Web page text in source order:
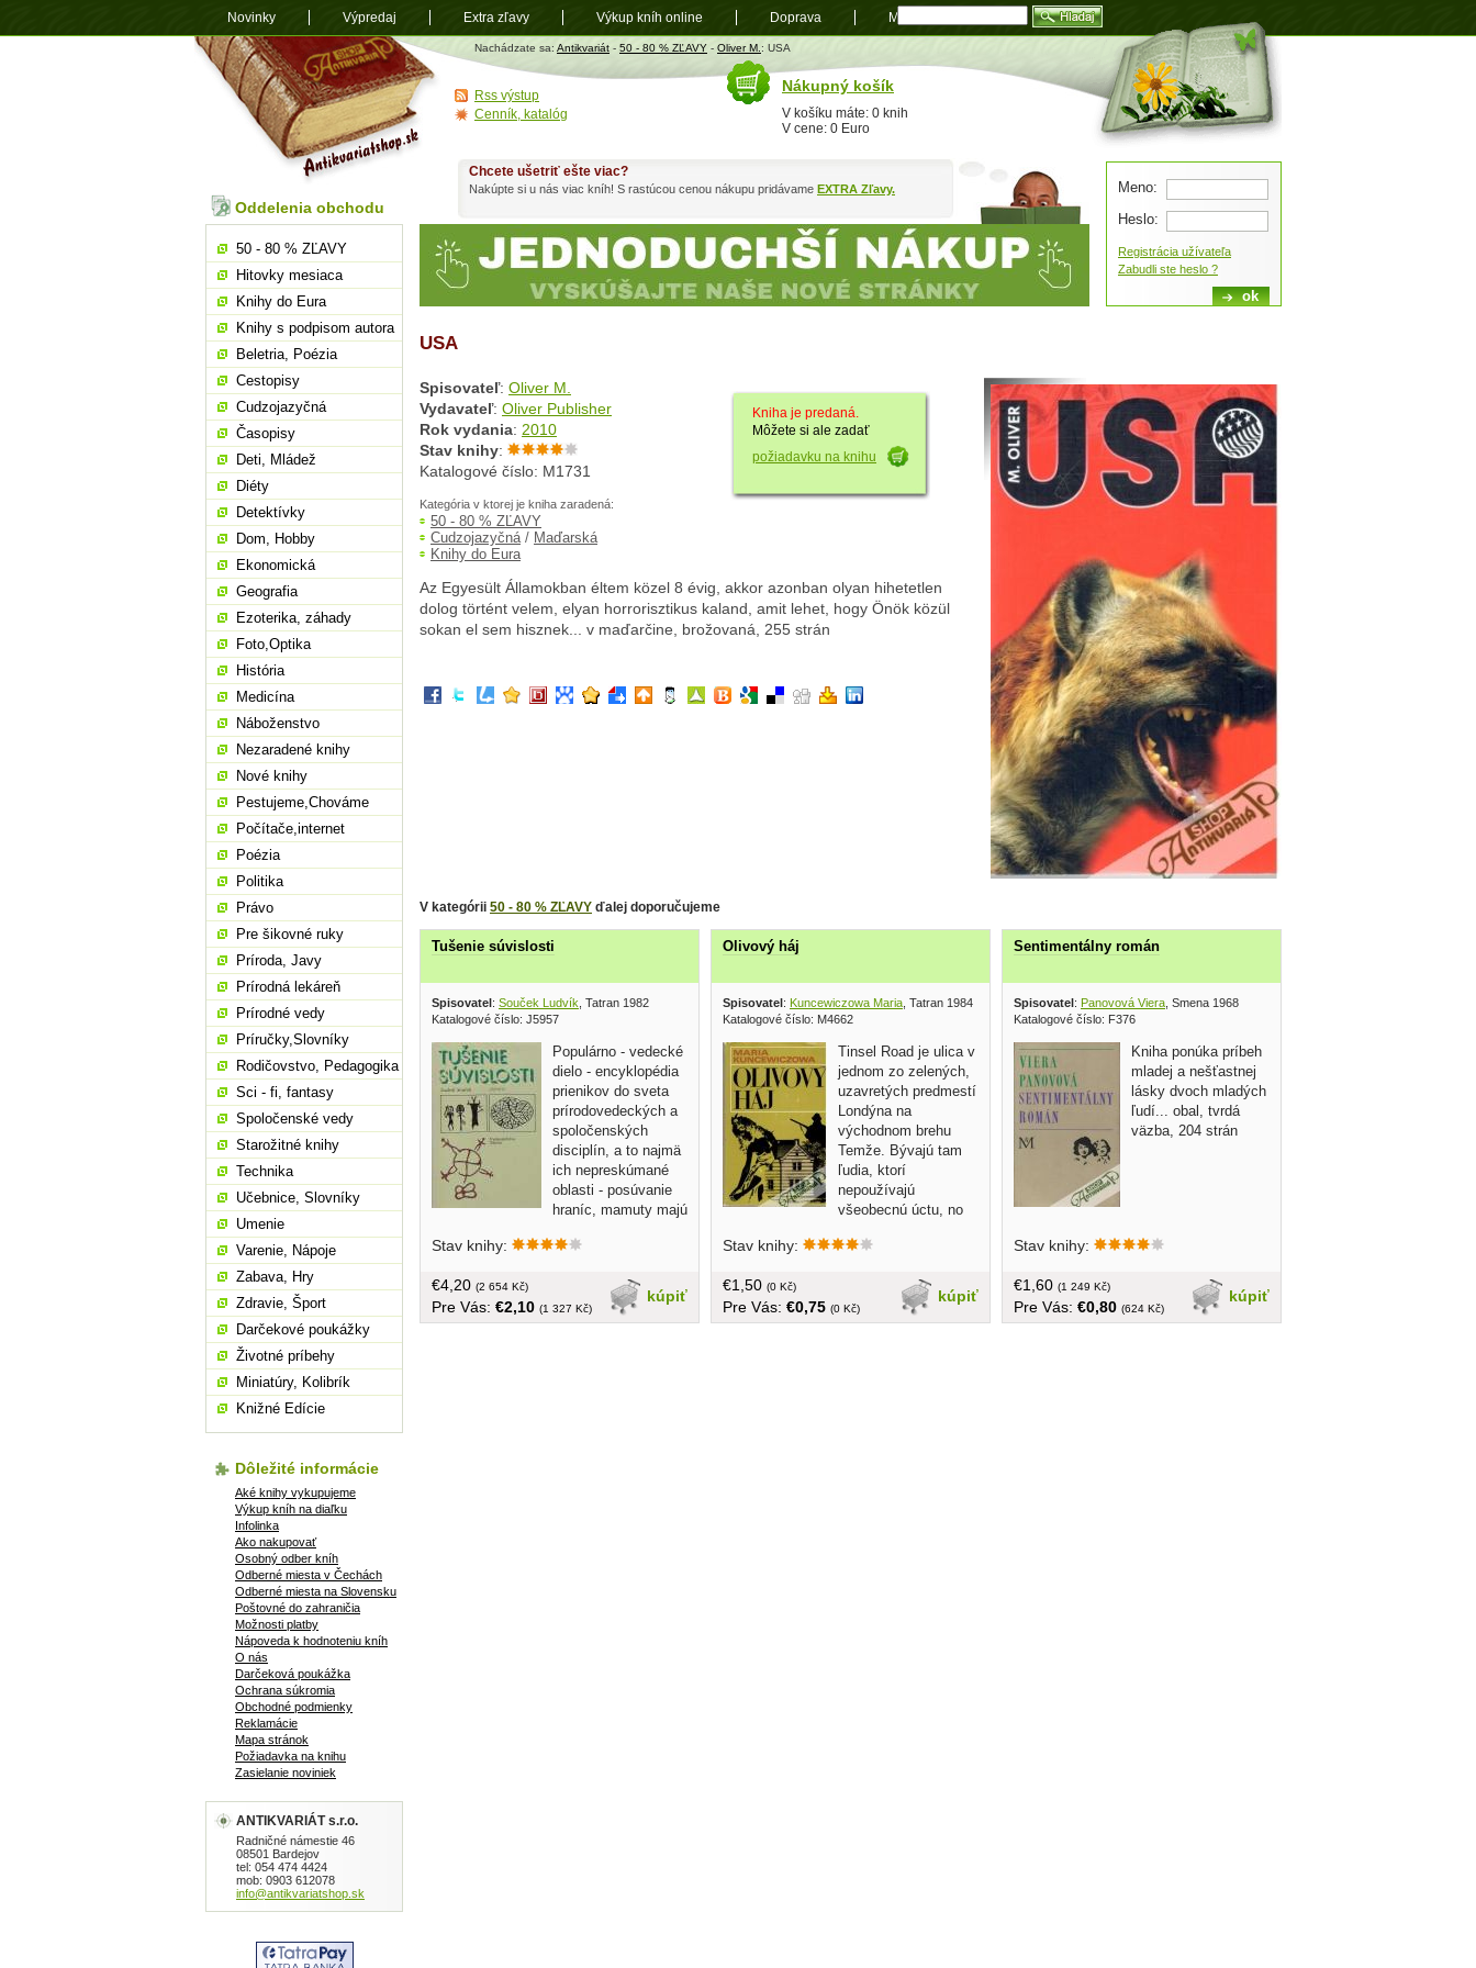
Antikvariát
shop.sk
Nachádzate sa: Antikvariát - 50 - 80 % ZĽAVY - Oliver M. : USA
USA
Kniha je predaná.
Môžete si ale zadať
požiadavku na knihu
Spisovateľ: Oliver M.
Vydavateľ: Oliver Publisher
Rok vydania: 2010
Stav knihy:
Katalogové číslo: M1731
Kategória v ktorej je kniha zaradená:
50 - 80 % ZĽAVY
Cudzojazyčná/ Maďarská
Knihy do Eura
Az Egyesült Államokban éltem közel 8 évig, akkor azonban olyan hihetetlen
dolog történt velem, elyan horrorisztikus kaland, amit lehet, hogy Önök közül
sokan el sem hisznek... v maďarčine, brožovaná, 255 strán
V kategórii 50 - 80 % ZĽAVY ďalej doporučujeme
Tušenie súvislosti
Spisovatel: Souček Ludvík , Tatran 1982
Katalogové číslo: J5957
Populárno - vedecké
dielo - encyklopédia
prienikov do sveta
prírodovedeckých a
spoločenských
disciplín, a to najmä
ich nepreskúmané
oblasti - posúvanie
hraníc, mamuty majú
magnetického poľa, meteority, od
obal, 320 strán + 16 obrazovej prílohy,
tvrdá väzba
Stav knihy:
kúpiť
€4,20 (2 654 Kč)
Pre Vás: €2,10 (1 327 Kč)
Olivový háj
Spisovatel: Kuncewiczowa Maria , Tatran 1984
Katalogové číslo: M4662
Tinsel Road je ulica v
jednom zo zelených,
uzavretých predmestí
Londýna na
východnom brehu
Temže. Bývajú tam
ľudia, ktorí
nepoužívajú
všeobecnú úctu, no
svoju zvláštnosť: Vdovy, u ktorých
túžbu po "dobrej adrese"... tvrdá väzba,
s obalom, 244 strán
Stav knihy:
kúpiť
€1,50 (0 Kč)
Pre Vás: €0,75 (0 Kč)
Sentimentálny román
Spisovatel: Panovová Viera , Smena 1968
Katalogové číslo: F376
Kniha ponúka príbeh
mladej a nešťastnej
lásky dvoch mladých
ľudí... obal, tvrdá
väzba, 204 strán
Stav knihy:
kúpiť
€1,60 (1 249 Kč)
Pre Vás: €0,80 (624 Kč)
Chcete ušetriť ešte viac?
Nakúpte si u nás viac kníh! S rastúcou cenou nákupu pridávame EXTRA Zľavy.
Oddelenia obchodu
50 - 80 % ZĽAVY
Hitovky mesiaca
Knihy do Eura
Knihy s podpisom autora
Beletria, Poézia
Cestopisy
Cudzojazyčná
Časopisy
Deti, Mládež
Diéty
Detektívky
Dom, Hobby
Ekonomická
Geografia
Ezoterika, záhady
Foto,Optika
História
Medicína
Náboženstvo
Nezaradené knihy
Nové knihy
Pestujeme,Chováme
Počítače,internet
Poézia
Politika
Právo
Pre šikovné ruky
Príroda, Javy
Prírodná lekáreň
Prírodné vedy
Príručky,Slovníky
Rodičovstvo, Pedagogika
Sci - fi, fantasy
Spoločenské vedy
Starožitné knihy
Technika
Učebnice, Slovníky
Umenie
Varenie, Nápoje
Zabava, Hry
Zdravie, Šport
Darčekové poukážky
Životné príbehy
Miniatúry, Kolibrík
Knižné Edície
Dôležité informácie
Aké knihy vykupujeme
Výkup kníh na diaľku
Infolinka
Ako nakupovať
Osobný odber kníh
Odberné miesta v Čechách
Odberné miesta na Slovensku
Poštovné do zahraničia
Možnosti platby
Nápoveda k hodnoteniu kníh
O nás
Darčeková poukážka
Ochrana súkromia
Obchodné podmienky
Reklamácie
Mapa stránok
Požiadavka na knihu
Zasielanie noviniek
ANTIKVARIÁT s.r.o.
Radničné námestie 46
08501 Bardejov
tel: 054 474 4424
mob: 0903 612078
info@antikvariatshop.sk
Meno:
Heslo:
Registrácia užívateľa
Zabudli ste heslo ?
Nákupný košík
V košíku máte: 0 knih
V cene: 0 Euro
Rss výstup
Cenník, katalóg
Novinky Výpredaj Extra zľavy Výkup kníh online Doprava Mapa